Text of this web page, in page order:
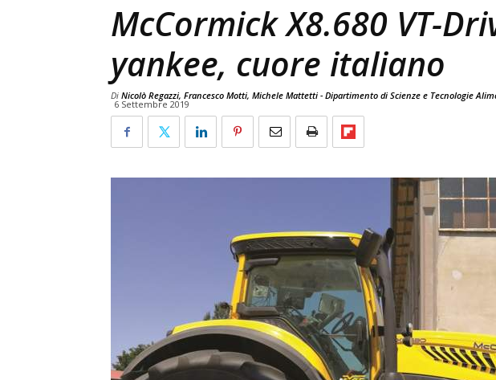
McCormick X8.680 VT-
yankee, cuore italiano
Di Nicolò Regazzi, Francesco Motti, Michele Mattetti - Dipartimento di Scienze e Tecnologie
6 Settembre 2019